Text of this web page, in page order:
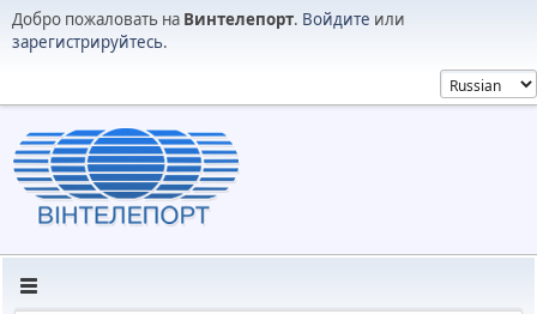
Добро пожаловать на Винтелепорт. Войдите или
зарегистрируйтесь.